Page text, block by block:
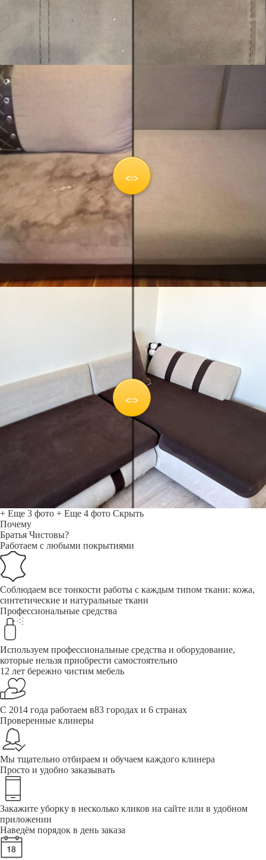
+ Еще 3 фото + Еще 4 фото Скрыть
Почему
Братья Чистовы?
Работаем с любыми покрытиями
Соблюдаем все тонкости работы с каждым типом ткани: кожа,
синтетические и натуральные ткани
Профессиональные средства
Используем профессиональные средства и оборудование,
которые нельзя приобрести самостоятельно
12 лет бережно чистим мебель
С 2014 года работаем в83 городах и 6 странах
Проверенные клинеры
Мы тщательно отбираем и обучаем каждого клинера
Просто и удобно заказывать
Закажите уборку в несколько кликов на сайте или в удобном
приложении
Наведём порядок в день заказа